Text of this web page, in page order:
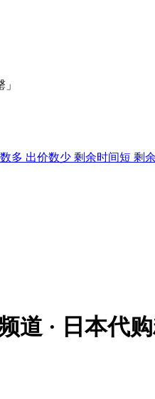
多 出价数少 剩余时间短 剩
道 · 日本代